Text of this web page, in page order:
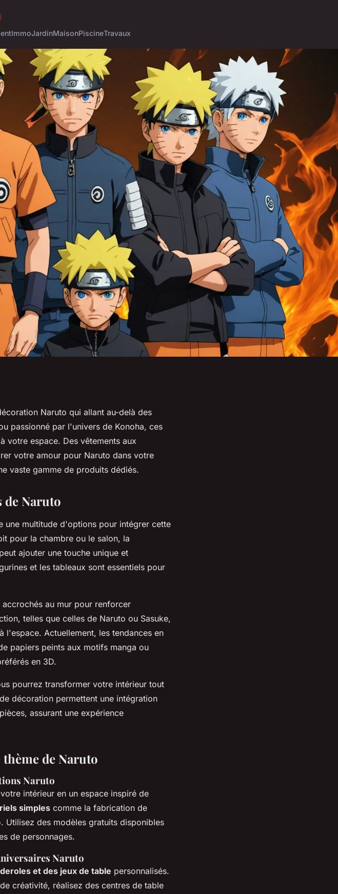
ImmoJardinMaisonPiscineTravaux
Naruto qui allant au-delà des
passionné par l'univers de Konoha, ces
votre espace. Des vêtements aux
votre amour pour Naruto dans votre
vaste gamme de produits dédiés.
de Naruto
une multitude d'options pour intégrer cette
pour la chambre ou le salon, la
peut ajouter une touche unique et
et les tableaux sont essentiels pour
au mur pour renforcer
telles que celles de Naruto ou Sasuke,
l'espace. Actuellement, les tendances en
papiers peints aux motifs manga ou
en 3D.
pourrez transformer votre intérieur tout
décoration permettent une intégration
assurant une expérience
de Naruto
Naruto
intérieur en un espace inspiré de
simples comme la fabrication de
Utilisez des modèles gratuits disponibles
de personnages.
Naruto
et des jeux de table personnalisés.
créativité, réalisez des centres de table